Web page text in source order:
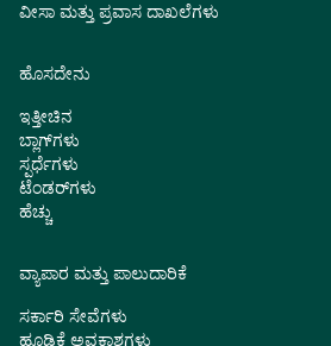
ವೀಸಾ ಮತ್ತು ಪ್ರವಾಸ ದಾಖಲೆಗಳು
ಹೊಸದೇನು
ಇತ್ತೀಚಿನ
ಬ್ಲಾಗ್‌ಗಳು
ಸ್ಪರ್ಧೆಗಳು
ಟೆಂಡರ್‌ಗಳು
ಹೆಚ್ಚು
ವ್ಯಾಪಾರ ಮತ್ತು ಪಾಲುದಾರಿಕೆ
ಸರ್ಕಾರಿ ಸೇವೆಗಳು
ಹೂಡಿಕೆ ಅವಕಾಶಗಳು